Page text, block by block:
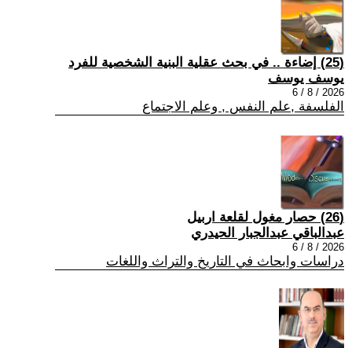
(25) إضاءة .. في بحث عقلية البنية الشخصية للفرد
يوسف يوسف
2026 / 8 / 6
الفلسفة ,علم النفس , وعلم الاجتماع
(26) حصار مغول لقلعة اربيل
عبدالباقي عبدالجبار الحيدري
2026 / 8 / 6
دراسات وابحاث في التاريخ والتراث واللغات